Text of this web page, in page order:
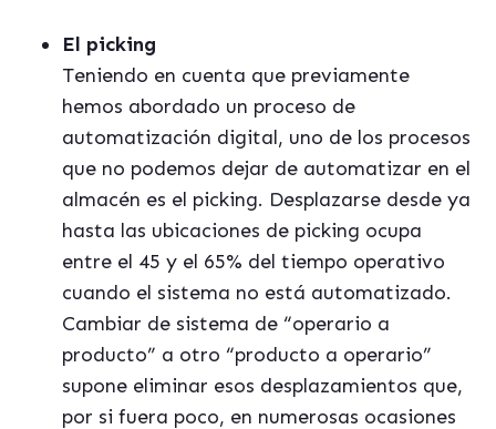
El picking
Teniendo en cuenta que previamente
hemos abordado un proceso de
automatización digital, uno de los procesos
que no podemos dejar de automatizar en el
almacén es el picking. Desplazarse desde ya
hasta las ubicaciones de picking ocupa
entre el 45 y el 65% del tiempo operativo
cuando el sistema no está automatizado.
Cambiar de sistema de “operario a
producto” a otro “producto a operario”
supone eliminar esos desplazamientos que,
por si fuera poco, en numerosas ocasiones